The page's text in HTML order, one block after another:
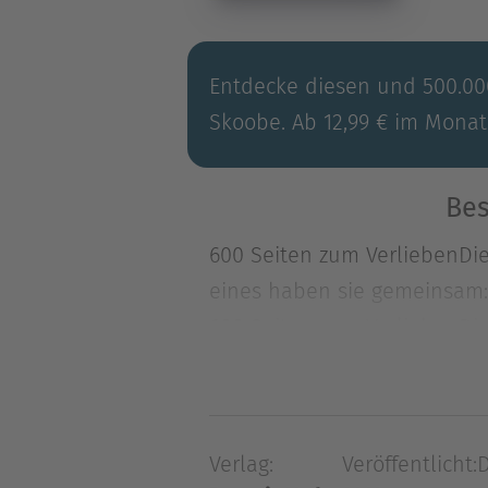
Entdecke diesen und
Skoobe. Ab 12,99 € im
600 Seiten zum
eines haben sie
eines haben sie
naseweisen Dorfbewohner,
Verlag: Veröffentlicht: